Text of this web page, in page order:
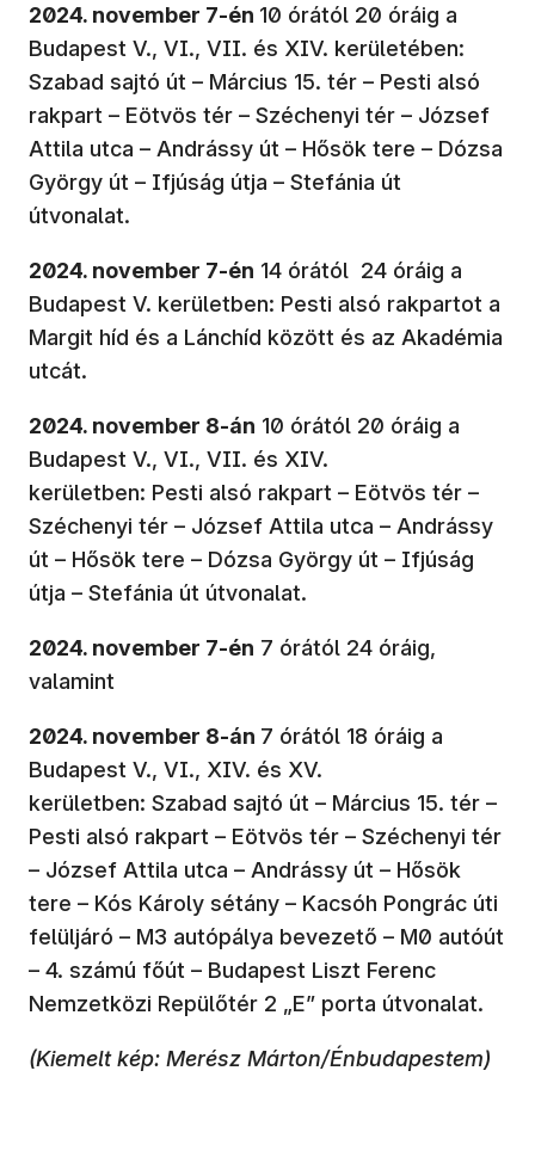
2024. november 7-én 10 órától 20 óráig a
Budapest V., VI., VII. és XIV. kerületében:
Szabad sajtó út – Március 15. tér – Pesti alsó
rakpart – Eötvös tér – Széchenyi tér – József
Attila utca – Andrássy út – Hősök tere – Dózsa
György út – Ifjúság útja – Stefánia út
útvonalat.
2024. november 7-én 14 órától 24 óráig a
Budapest V. kerületben: Pesti alsó rakpartot a
Margit híd és a Lánchíd között és az Akadémia
utcát.
2024. november 8-án 10 órától 20 óráig a
Budapest V., VI., VII. és XIV.
kerületben: Pesti alsó rakpart – Eötvös tér –
Széchenyi tér – József Attila utca – Andrássy
út – Hősök tere – Dózsa György út – Ifjúság
útja – Stefánia út útvonalat.
2024. november 7-én 7 órától 24 óráig,
valamint
2024. november 8-án 7 órától 18 óráig a
Budapest V., VI., XIV. és XV.
kerületben: Szabad sajtó út – Március 15. tér –
Pesti alsó rakpart – Eötvös tér – Széchenyi tér
– József Attila utca – Andrássy út – Hősök
tere – Kós Károly sétány – Kacsóh Pongrác úti
felüljáró – M3 autópálya bevezető – M0 autóút
– 4. számú főút – Budapest Liszt Ferenc
Nemzetközi Repülőtér 2 „E” porta útvonalat.
(Kiemelt kép: Merész Márton/Énbudapestem)